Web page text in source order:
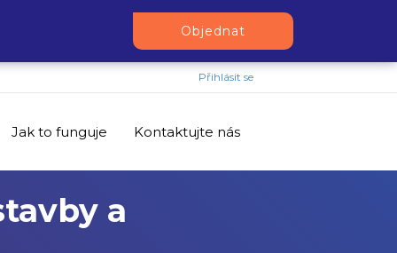
Přihlásit se
Jak to funguje Kontaktujte nás
a
Objednat